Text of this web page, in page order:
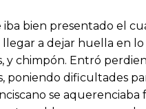
bien presentado el
llegar a dejar huella en
y chimpón. Entró
poniendo dificultades
se